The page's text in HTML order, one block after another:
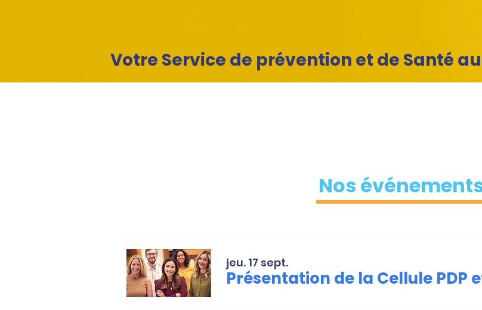
Votre Service de prévention et de Santé
Nos
jeu. 17 sept.